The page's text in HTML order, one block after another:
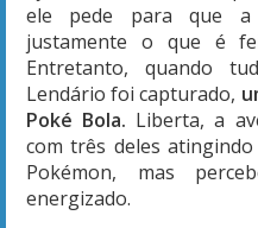
ele pede para que a
justamente o que é
Entretanto, quando
Lendário foi capturado,
Poké Bola. Liberta, a
com três deles
Pokémon, mas
energizado.